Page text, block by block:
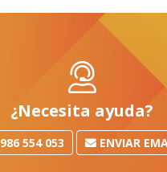
¿Necesita ayuda?
986 554 053 ENVIAR